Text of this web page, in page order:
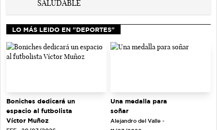
LO MÁS LEIDO EN "DEPORTES"
Boniches dedicará un
espacio al futbolista
Víctor Muñoz
Una medalla para
soñar
Alejandro del Valle -